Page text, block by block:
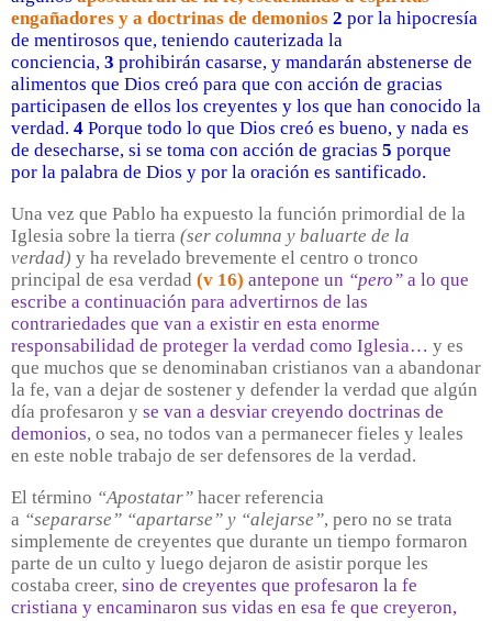
engañadores y a doctrinas de demonios 2 por la hipocresía
de mentirosos que, teniendo cauterizada la
conciencia, 3 prohibirán casarse, y mandarán abstenerse de
alimentos que Dios creó para que con acción de gracias
participasen de ellos los creyentes y los que han conocido la
verdad. 4 Porque todo lo que Dios creó es bueno, y nada es
de desecharse, si se toma con acción de gracias 5 porque
por la palabra de Dios y por la oración es santificado.
Una vez que Pablo ha expuesto la función primordial de la
Iglesia sobre la tierra (ser columna y baluarte de la
verdad) y ha revelado brevemente el centro o tronco
principal de esa verdad (v 16) antepone un “pero” a lo que
escribe a continuación para advertirnos de las
contrariedades que van a existir en esta enorme
responsabilidad de proteger la verdad como Iglesia… y es
que muchos que se denominaban cristianos van a abandonar
la fe, van a dejar de sostener y defender la verdad que algún
día profesaron y se van a desviar creyendo doctrinas de
demonios, o sea, no todos van a permanecer fieles y leales
en este noble trabajo de ser defensores de la verdad.
El término “Apostatar” hacer referencia
a “separarse” “apartarse” y “alejarse”, pero no se trata
simplemente de creyentes que durante un tiempo formaron
parte de un culto y luego dejaron de asistir porque les
costaba creer, sino de creyentes que profesaron la fe
cristiana y encaminaron sus vidas en esa fe que creyeron,